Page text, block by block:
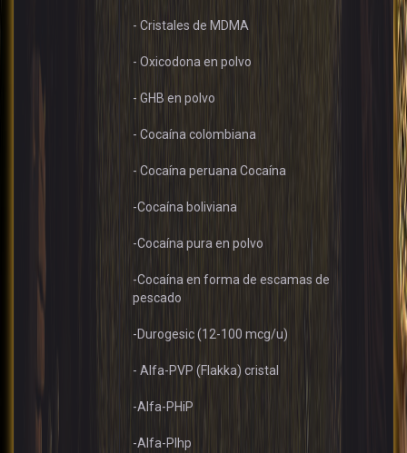
- Cristales de MDMA
- Oxicodona en polvo
- GHB en polvo
- Cocaína colombiana
- Cocaína peruana Cocaína
-Cocaína boliviana
-Cocaína pura en polvo
-Cocaína en forma de escamas de
pescado
-Durogesic (12-100 mcg/u)
- Alfa-PVP (Flakka) cristal
-Alfa-PHiP
-Alfa-PIhp